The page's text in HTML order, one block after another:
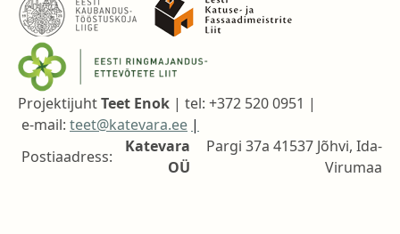
ProjektijuhtTeet Enok | tel: +372 520 0951 |
e-mail: teet@katevara.ee |
Postiaadress:
Katevara
OÜ
Pargi 37a 41537 Jõhvi, Ida-
Virumaa